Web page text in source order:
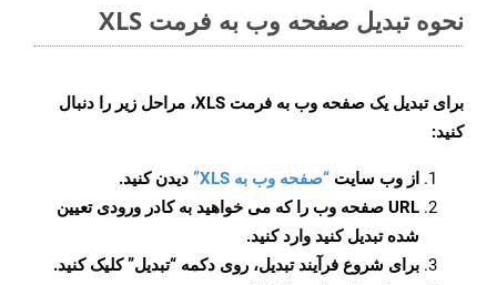
نحوه تبدیل صفحه وب به فرمت XLS
برای تبدیل یک صفحه وب به فرمت XLS، مراحل زیر را دنبال
کنید:
از وب سایت “صفحه وب به XLS”
دیدن کنید.
URL صفحه وب را که می خواهید به کادر ورودی تعیین
شده تبدیل کنید وارد کنید.
برای شروع فرآیند تبدیل، روی دکمه “تبدیل” کلیک کنید.